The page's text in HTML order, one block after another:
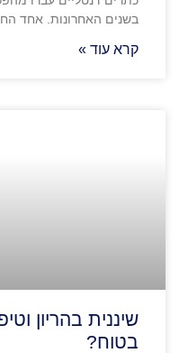
בשנים האחרונות. אחד
קרא עוד »
שיננית בהריון
בטוח?